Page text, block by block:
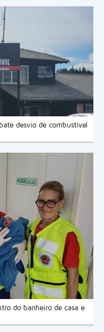
desvio de combustível
do banheiro de casa e